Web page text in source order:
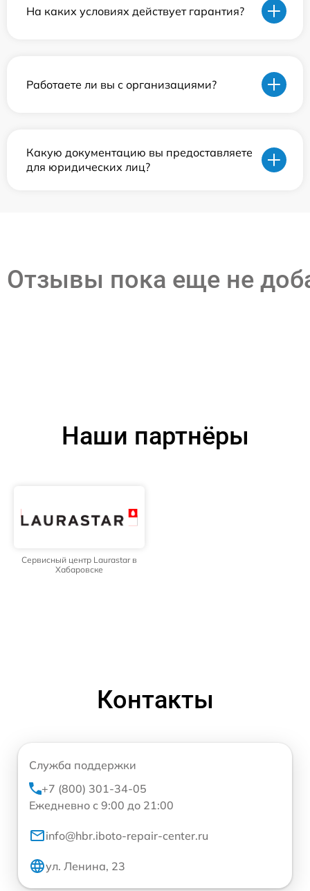
На каких условиях действует гарантия?
Работаете ли вы с организациями?
Какую документацию вы предоставляете
для юридических лиц?
Отзывы пока еще не
Наши партнёры
Сервисный центр Laurastar в
Хабаровске
Контакты
Служба поддержки
+7 (800) 301-34-05
Ежедневно с 9:00 до 21:00
info@hbr.iboto-repair-center.ru
ул. Ленина, 23